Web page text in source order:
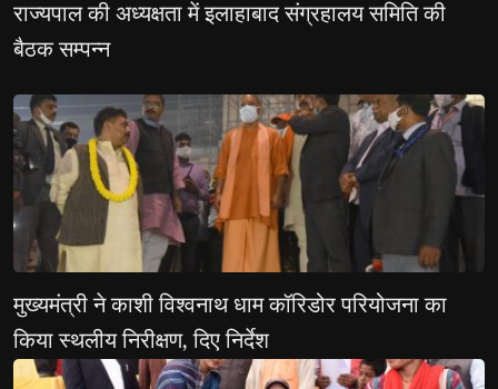
राज्यपाल की अध्यक्षता में इलाहाबाद संग्रहालय समिति की
बैठक सम्पन्न
मुख्यमंत्री ने काशी विश्वनाथ धाम कॉरिडोर परियोजना का
किया स्थलीय निरीक्षण, दिए निर्देश